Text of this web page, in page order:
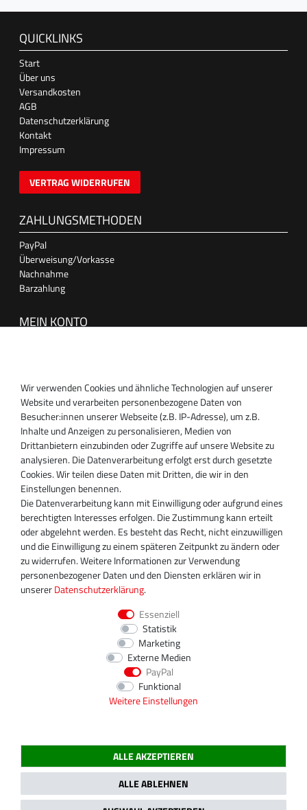
QUICKLINKS
Start
Über uns
Versandkosten
AGB
Datenschutzerklärung
Kontakt
Impressum
VERTRAG WIDERRUFEN
ZAHLUNGSMETHODEN
PayPal
Überweisung/Vorkasse
Nachnahme
Barzahlung
MEIN KONTO
SUPPORT
Inhaber:
Magnos Turbosystems GmbH
Miraustraße 27-29
D-13509 Berlin
+49 30 340 606 740
+49 30 340 606 740
+49 30 340 606 745
info@turboservice24.de
Aktuelle Öffnungszeiten
Mo-Fr: 08:00 Uhr - 18:00 Uhr
Sa: geschlossen
2020 Magnos Turbosystems GmbH | Alle Preise inklusive gesetzlicher MwSt.
Wir verwenden Cookies und ähnliche Technologien auf unserer
Website und verarbeiten personenbezogene Daten von
Besucher:innen unserer Webseite (z.B. IP-Adresse), um z.B.
Inhalte und Anzeigen zu personalisieren, Medien von
Drittanbietern einzubinden oder Zugriffe auf unsere Website zu
analysieren. Die Datenverarbeitung erfolgt erst durch gesetzte
Cookies. Wir teilen diese Daten mit Dritten, die wir in den
Einstellungen benennen.
Die Datenverarbeitung kann mit Einwilligung oder aufgrund eines
berechtigten Interesses erfolgen. Die Zustimmung kann erteilt
oder abgelehnt werden. Es besteht das Recht, nicht einzuwilligen
und die Einwilligung zu einem späteren Zeitpunkt zu ändern oder
zu widerrufen. Weitere Informationen zur Verwendung
personenbezogener Daten und den Diensten erklären wir in
unsererDaten­schutz­erklärung.
Essenziell
Statistik
Marketing
Externe Medien
PayPal
Funktional
Weitere Einstellungen
ALLE AKZEPTIEREN
ALLE ABLEHNEN